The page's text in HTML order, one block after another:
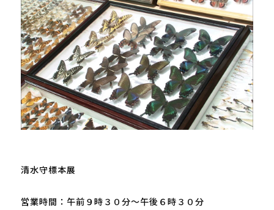
清水守標本展
営業時間：午前９時３０分～午後６時３０分